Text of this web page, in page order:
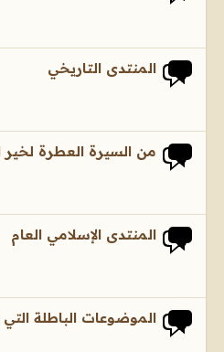
المنتدى التاريخي
من السيرة العطرة لخير
المنتدى الإسلامي العام
الموضوعات الباطلة التي